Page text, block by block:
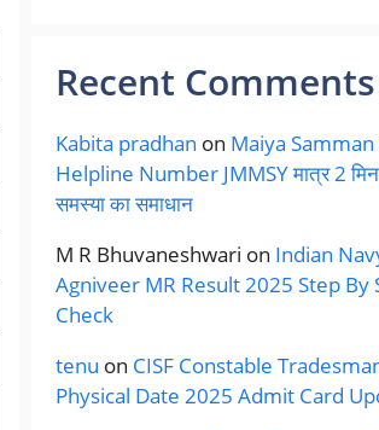
Recent Comments
Kabita pradhan on Maiya Samman
Helpline Number JMMSY मात्र 2
समस्या का समाधान
M R Bhuvaneshwari on Indian
Agniveer MR Result 2025 Step By
Check
tenu on CISF Constable
Physical Date 2025 Admit Card